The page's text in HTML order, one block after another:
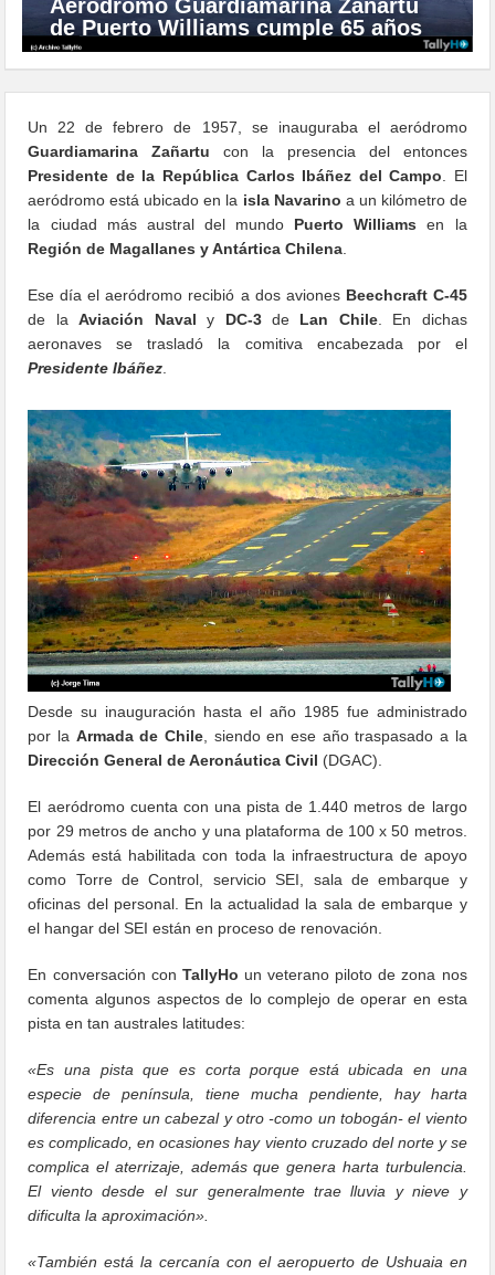
Aeródromo Guardiamarina Zañartu
de Puerto Williams cumple 65 años
Un 22 de febrero de 1957, se inauguraba el aeródromo
Guardiamarina Zañartu con la presencia del entonces
Presidente de la República Carlos Ibáñez del Campo . El
aeródromo está ubicado en la isla Navarino a un kilómetro de
la ciudad más austral del mundo Puerto Williams en la
Región de Magallanes y Antártica Chilena
Ese día el aeródromo recibió a dos aviones Beechcraft C-45
de laAviación Naval y DC-3de Lan Chile. En dichas
aeronaves se trasladó la comitiva encabezada por el
Presidente Ibáñez
Desde su inauguración hasta el año 1985 fue administrado
por la Armada de Chile , siendo en ese año traspasado a la
Dirección General de Aeronáutica Civil (DGAC).
El aeródromo cuenta con una pista de 1.440 metros de largo
por 29 metros de ancho y una plataforma de 100 x 50 metros.
Además está habilitada con toda la infraestructura de apoyo
como Torre de Control, servicio SEI, sala de embarque y
oficinas del personal. En la actualidad la sala de embarque y
el hangar del SEI están en proceso de renovación.
En conversación con TallyHo un veterano piloto de zona nos
comenta algunos aspectos de lo complejo de operar en esta
pista en tan australes latitudes:
«Es una pista que es corta porque está ubicada en una
especie de península, tiene mucha pendiente, hay harta
diferencia entre un cabezal y otro -como un tobogán- el viento
es complicado, en ocasiones hay viento cruzado del norte y se
complica el aterrizaje, además que genera harta turbulencia.
El viento desde el sur generalmente trae lluvia y nieve y
dificulta la aproximación».
«También está la cercanía con el aeropuerto de Ushuaia en